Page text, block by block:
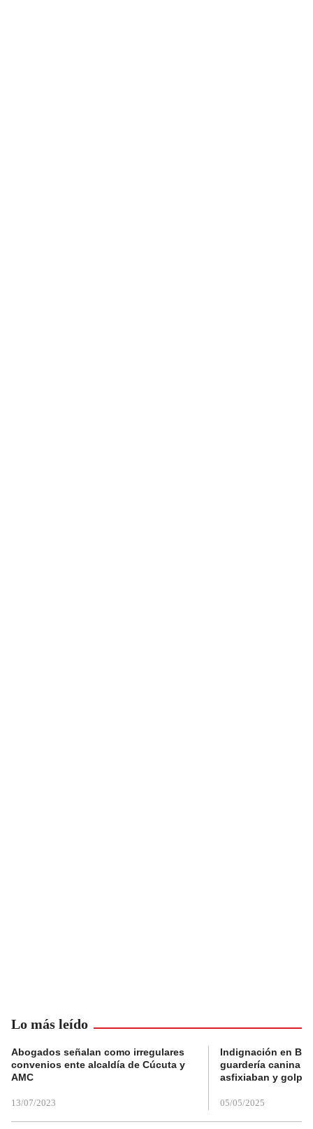
Lo más leído
Abogados señalan como irregulares
convenios ente alcaldía de Cúcuta y
AMC
13/07/2023
Indignación en
guardería canina
asfixiaban y
05/05/2025